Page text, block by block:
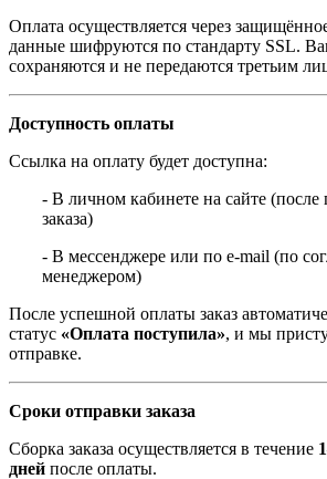
Оплата осуществляется через
данные шифруются по стандарту SSL.
сохраняются и не передаются третьим
Доступность оплаты
Ссылка на оплату будет доступна:
- В личном кабинете на сайте (после
заказа)
- В мессенджере или по e-mail (по
менеджером)
После успешной оплаты заказ
статус «Оплата поступила», и мы
отправке.
Сроки отправки заказа
Сборка заказа осуществляется в течение
дней после оплаты.